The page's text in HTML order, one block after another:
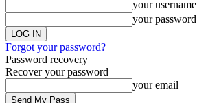
your username
your password
Forgot your password?
Password recovery
Recover your password
your email